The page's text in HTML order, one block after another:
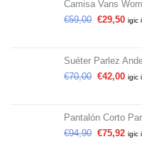
Camisa Vans
€59,00 €29,50 igic
Suéter Parlez
€70,00 €42,00 igic
Pantalón Corto
€94,90 €75,92 igic